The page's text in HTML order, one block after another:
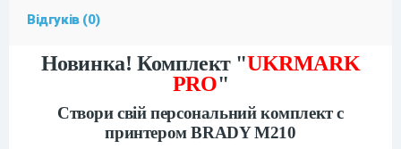
Відгуків (0)
Новинка! Комплект "UKRMARK
PRO"
Створи свій персональний комплектс
принтером BRADYM210